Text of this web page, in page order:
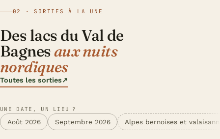
02 · SORTIES À LA UNE
Des lacs du Val de
Bagnesaux nuits
nordiques
Toutes les sorties↗
UNE DATE, UN LIEU ?
Août 2026 Septembre 2026 Alpes bernoises et